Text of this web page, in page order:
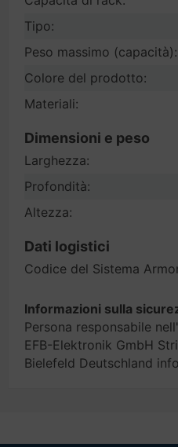
Tipo:
Peso massimo (capacità):
Colore del prodotto:
Materiali:
Dimensioni e peso
Larghezza:
Profondità:
Altezza:
Dati logistici
Codice del Sistema
Informazioni sulla
Persona responsabile
EFB-Elektronik GmbH
Bielefeld Deutschland